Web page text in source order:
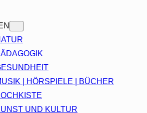
| HÖRSPIELE | BÜCHER
UND KULTUR